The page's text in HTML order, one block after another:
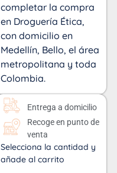
completar la compra
en Droguería Ética,
con domicilio en
Medellín, Bello, el área
metropolitana y toda
Colombia.
Entrega a domicilio
Recoge en punto de
venta
Selecciona la cantidad y
añade al carrito